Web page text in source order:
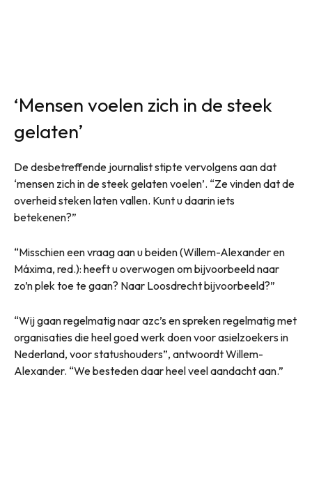
‘Mensen voelen zich in de steek
gelaten’
De desbetreffende journalist stipte vervolgens aan dat
‘mensen zich in de steek gelaten voelen’. “Ze vinden dat de
overheid steken laten vallen. Kunt u daarin iets
betekenen?”
“Misschien een vraag aan u beiden (Willem-Alexander en
Máxima, red.): heeft u overwogen om bijvoorbeeld naar
zo’n plek toe te gaan? Naar Loosdrecht bijvoorbeeld?”
“Wij gaan regelmatig naar azc’s en spreken regelmatig met
organisaties die heel goed werk doen voor asielzoekers in
Nederland, voor statushouders”, antwoordt Willem-
Alexander. “We besteden daar heel veel aandacht aan.”